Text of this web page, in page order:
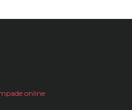
online